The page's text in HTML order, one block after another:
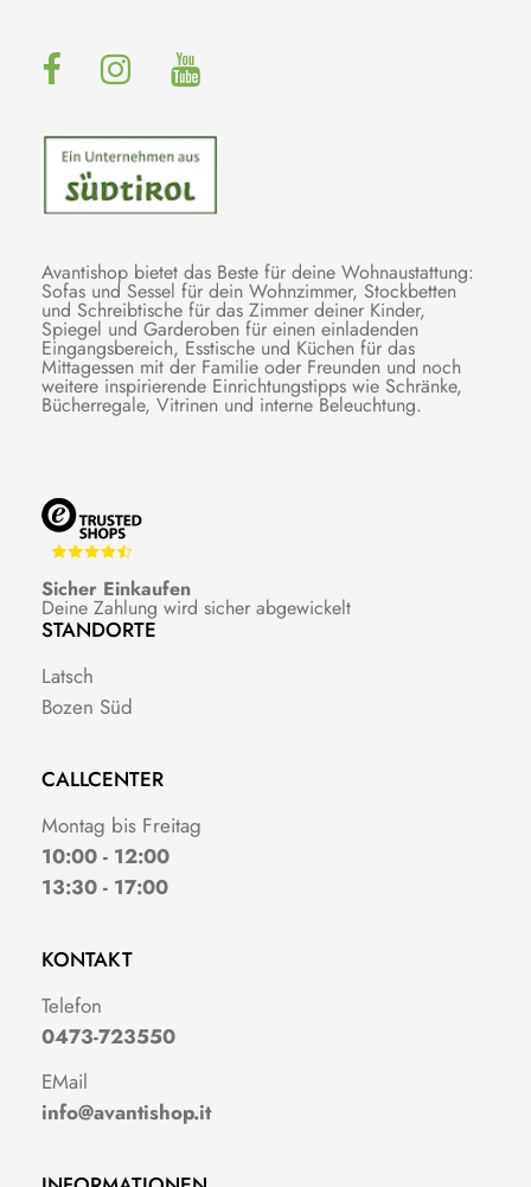
Avantishop bietet das Beste für deine Wohnaustattung:
Sofas und Sessel für dein Wohnzimmer, Stockbetten
und Schreibtische für das Zimmer deiner Kinder,
Spiegel und Garderoben für einen einladenden
Eingangsbereich, Esstische und Küchen für das
Mittagessen mit der Familie oder Freunden und noch
weitere inspirierende Einrichtungstipps wie Schränke,
Bücherregale, Vitrinen und interne Beleuchtung.
Sicher Einkaufen
Deine Zahlung wird sicher abgewickelt
STANDORTE
Latsch
Bozen Süd
CALLCENTER
Montag bis Freitag
10:00 - 12:00
13:30 - 17:00
KONTAKT
Telefon
0473-723550
EMail
info@avantishop.it